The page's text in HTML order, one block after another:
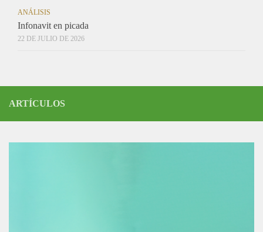
ANÁLISIS
Infonavit en picada
22 DE JULIO DE 2026
ARTÍCULOS